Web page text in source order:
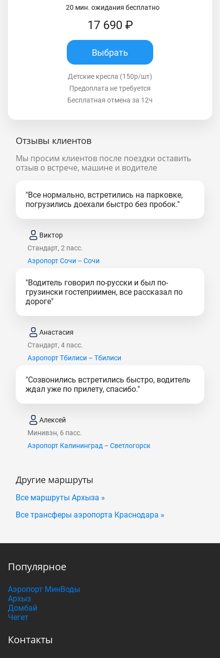
20 мин. ожидания бесплатно
17 690 ₽
Выбрать
Детские кресла (150р/шт)
Предоплата не требуется
Бесплатная отмена за 12ч
Отзывы клиентов
Мы просим клиентов после поездки оставить
отзыв о встрече, машине и водителе
"Все нормально, встретились на парковке,
погрузились доехали быстро без пробок."
Виктор
Стандарт, 2 пасс.
Аэропорт Сочи – Сочи
"Водитель говорил по-русски и был по-
грузински гостеприимен, все рассказал по
дороге"
Анастасия
Стандарт, 4 пасс.
Аэропорт Тбилиси – Тбилиси
"Созвонились встретились быстро, водитель
ждал уже по прилету, спасибо."
Алексей
Минивэн, 6 пасс.
Аэропорт Калининград – Светлогорск
Другие маршруты
Все маршруты Архыза »
Все трансферы аэропорта Краснодара »
Популярное
Аэропорт МинВоды
Архыз
Домбай
Чегет
Контакты